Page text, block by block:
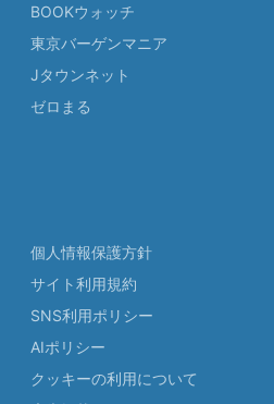
BOOKウォッチ
東京バーゲンマニア
Jタウンネット
ゼロまる
個人情報保護方針
サイト利用規約
SNS利用ポリシー
AIポリシー
クッキーの利用について